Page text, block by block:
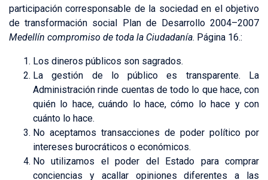
participación corresponsable de la sociedad en el objetivo
de transformación social Plan de Desarrollo 2004–2007
Medellín compromiso de toda la Ciudadanía. Página 16.:
Los dineros públicos son sagrados.
La gestión de lo público es transparente. La
Administración rinde cuentas de todo lo que hace, con
quién lo hace, cuándo lo hace, cómo lo hace y con
cuánto lo hace.
No aceptamos transacciones de poder político por
intereses burocráticos o económicos.
No utilizamos el poder del Estado para comprar
conciencias y acallar opiniones diferentes a las